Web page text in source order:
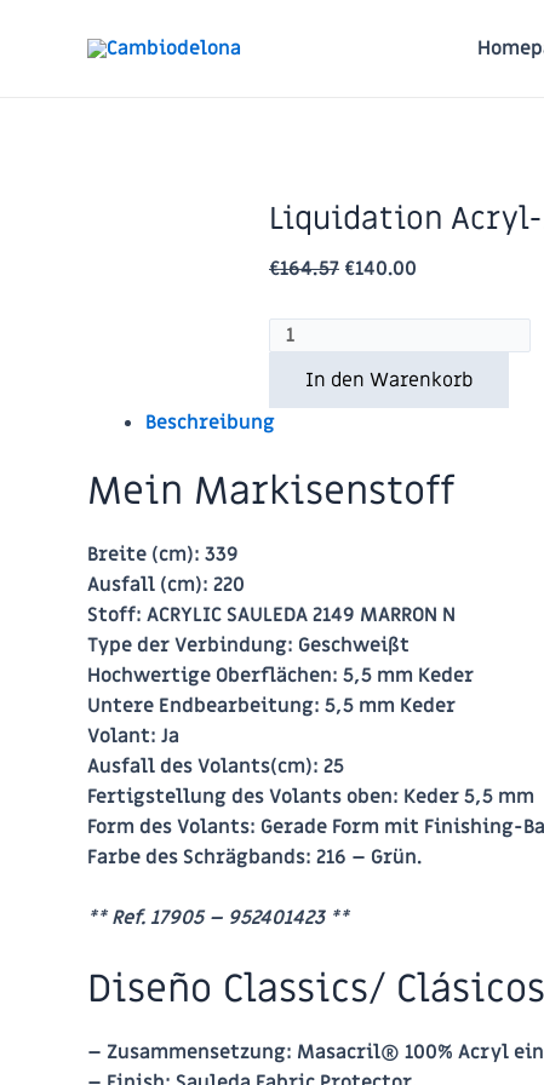
Angebot!
Liquidation
€164.57 €140.00
Liquidation
Markisenstoff
Sauleda
Marron
In den Warenkorb
Beschreibung
Mein Markisenstoff
Breite (cm): 339
Ausfall (cm): 220
Stoff: ACRYLIC SAULEDA 2149 MARRON N
Type der Verbindung: Geschweißt
Hochwertige Oberflächen: 5,5 mm Keder
Untere Endbearbeitung: 5,5 mm Keder
Volant: Ja
Ausfall des Volants(cm): 25
Fertigstellung des Volants oben: Keder 5,5 mm
Form des Volants: Gerade Form mit Finishing-
Farbe des Schrägbands: 216 – Grün.
** Ref. 17905 – 952401423 **
Diseño Classics/
– Zusammensetzung: Masacril® 100% Acryl